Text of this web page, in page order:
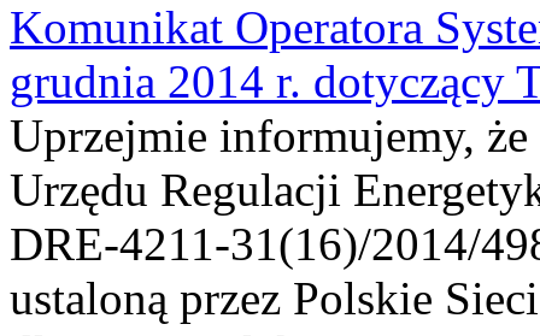
Komunikat Operatora
grudnia 2014 r. dotyczący
Uprzejmie informujemy,
Urzędu Regulacji
DRE-4211-31(16)/2014/
ustaloną przez Polskie